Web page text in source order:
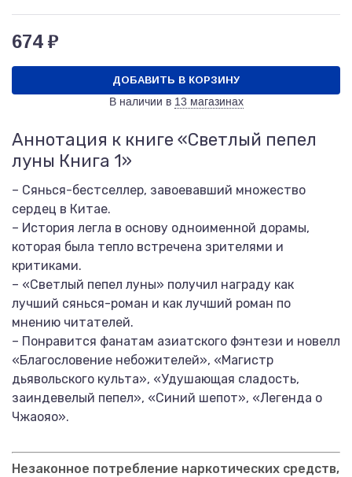
674 ₽
ДОБАВИТЬ В КОРЗИНУ
В наличии в 13 магазинах
Аннотация к книге «Светлый пепел
луны Книга 1»
– Сянься-бестселлер, завоевавший множество
сердец в Китае.
– История легла в основу одноименной дорамы,
которая была тепло встречена зрителями и
критиками.
– «Светлый пепел луны» получил награду как
лучший сянься-роман и как лучший роман по
мнению читателей.
– Понравится фанатам азиатского фэнтези и новелл
«Благословение небожителей», «Магистр
дьявольского культа», «Удушающая сладость,
заиндевелый пепел», «Синий шепот», «Легенда о
Чжаояо».
Незаконное потребление наркотических средств,